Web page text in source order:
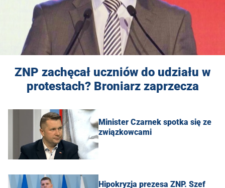
ZNP zachęcał uczniów do udziału w
protestach? Broniarz zaprzecza
Minister Czarnek spotka się ze
związkowcami
Hipokryzja prezesa ZNP. Szef